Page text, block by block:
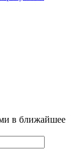
в ближайшее